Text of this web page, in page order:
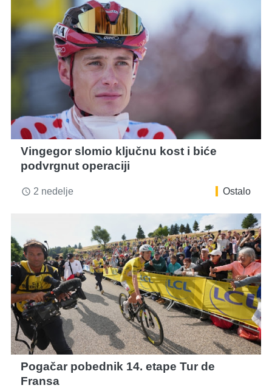
Vingegor slomio ključnu kost i biće
podvrgnut operaciji
access_time 2 nedelje Ostalo
Pogačar pobednik 14. etape Tur de
Fransa